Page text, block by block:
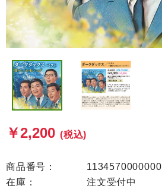
￥2,200 (税込)
商品番号：
1134570000000
在庫：
注文受付中